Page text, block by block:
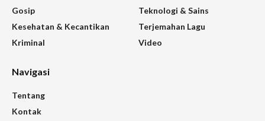
Gosip
Kesehatan & Kecantikan
Kriminal
Teknologi & Sains
Terjemahan Lagu
Video
Navigasi
Tentang
Kontak